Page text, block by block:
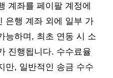
계좌를 페이팔 계정에
은행 계좌 외에 일부 가
능하며, 최초 연동 시 소
진행됩니다. 수수료율
만, 일반적인 송금 수수